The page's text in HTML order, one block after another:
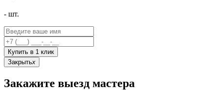
- шт.
Купить в 1 клик
Закрытьx
Закажите выезд мастера